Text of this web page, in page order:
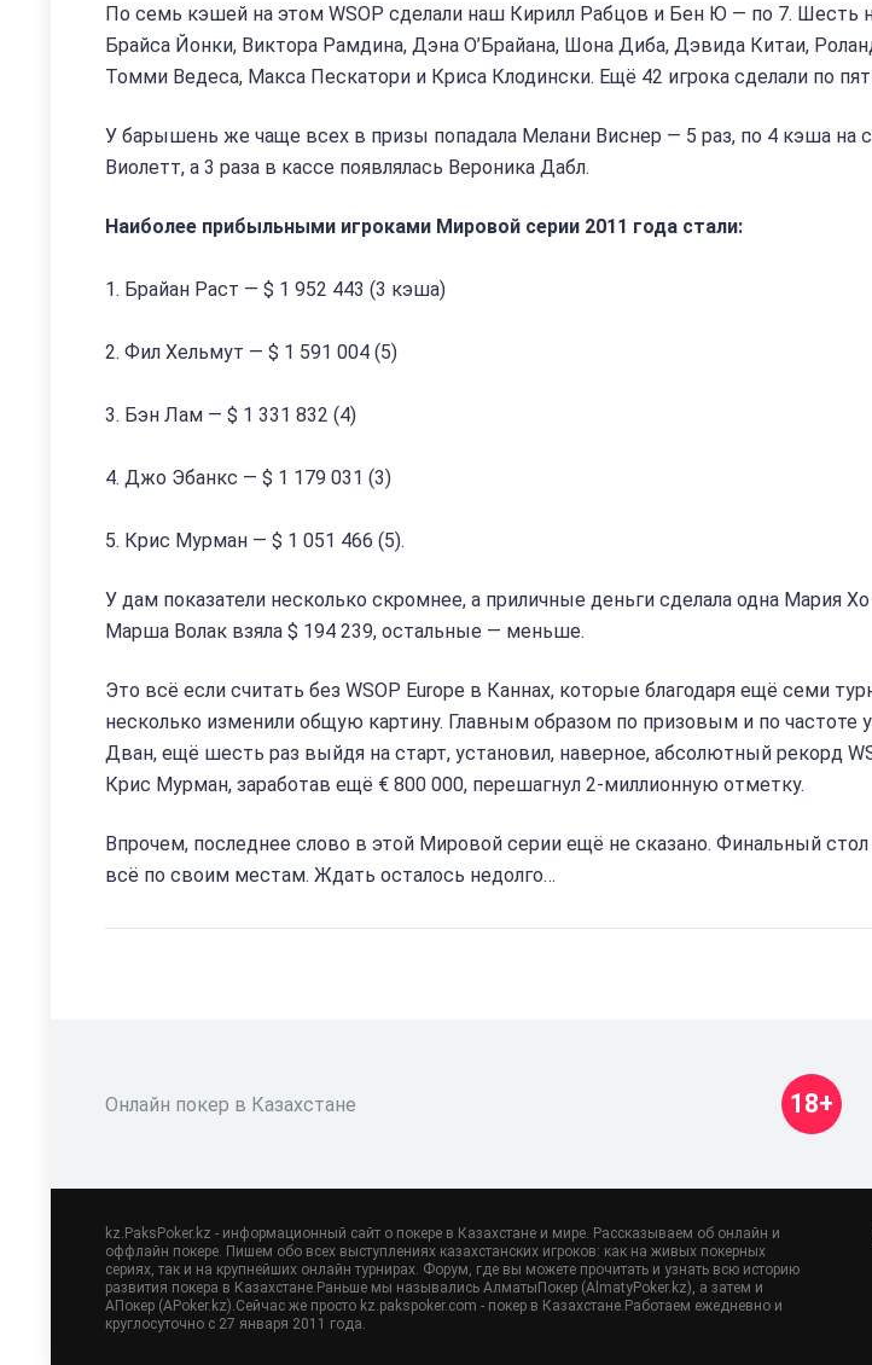
По семь кэшей на этом WSOP сделали наш Кирилл Рабцов и Бен Ю — по 7. Шесть
Брайса Йонки, Виктора Рамдина, Дэна О’Брайана, Шона Диба, Дэвида Китаи,
Томми Ведеса, Макса Пескатори и Криса Клодински. Ещё 42 игрока сделали по
У барышень же чаще всех в призы попадала Мелани Виснер — 5 раз, по 4 кэша на
Виолетт, а 3 раза в кассе появлялась Вероника Дабл.
Наиболее прибыльными игроками Мировой серии 2011 года стали:
1. Брайан Раст — $ 1 952 443 (3 кэша)
2. Фил Хельмут — $ 1 591 004 (5)
3. Бэн Лам — $ 1 331 832 (4)
4. Джо Эбанкс — $ 1 179 031 (3)
5. Крис Мурман — $ 1 051 466 (5).
У дам показатели несколько скромнее, а приличные деньги сделала одна Мария
Марша Волак взяла $ 194 239, остальные — меньше.
Это всё если считать без WSOP Europe в Каннах, которые благодаря ещё семи
несколько изменили общую картину. Главным образом по призовым и по частоте
Дван, ещё шесть раз выйдя на старт, установил, наверное, абсолютный рекорд
Крис Мурман, заработав ещё € 800 000, перешагнул 2-миллионную отметку.
Впрочем, последнее слово в этой Мировой серии ещё не сказано. Финальный стол
всё по своим местам. Ждать осталось недолго…
Онлайн покер в Казахстане 18+
kz.PaksPoker.kz - информационный сайт о покере в Казахстане и мире. Рассказываем об онлайн и
оффлайн покере. Пишем обо всех выступлениях казахстанских игроков: как на живых покерных
сериях, так и на крупнейших онлайн турнирах. Форум, где вы можете прочитать и узнать всю историю
развития покера в Казахстане.Раньше мы назывались АлматыПокер (AlmatyPoker.kz), а затем и
АПокер (APoker.kz).Сейчас же просто kz.pakspoker.com - покер в Казахстане.Работаем ежедневно и
круглосуточно с 27 января 2011 года.